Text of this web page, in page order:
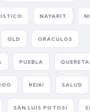
NAYARIT
OLD ORÁCULOS
PUEBLA
REIKI SALUD
SAN LUIS POTOSÍ